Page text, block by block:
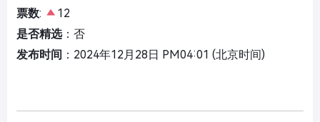
票数:
12
是否精选：否
发布时间 ：2024年12月28日 PM04:01 (北京时间)